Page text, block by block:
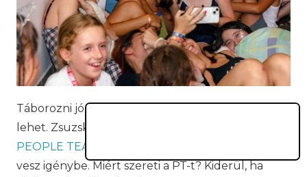
Táborozni jó, sőt akár meghatározó élmény is
lehet. Zsuzska kedvenc tábora a kecskeméti
PEOPLE TEAM
vesz igénybe. Miért szereti a PT-t? Kiderül, ha